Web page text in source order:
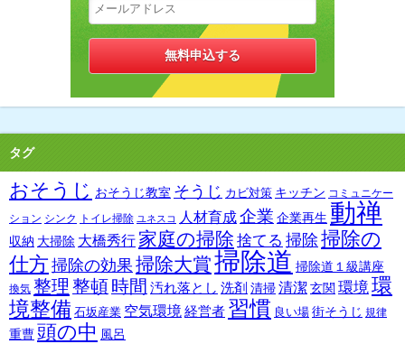
タグ
おそうじ おそうじ教室 そうじ カビ対策 キッチン コミュニケー
ション シンク トイレ掃除 ユネスコ 人材育成企業 企業再生 動禅
収納 大掃除 大橋秀行 家庭の掃除 捨てる 掃除掃除の
仕方掃除の効果掃除大賞掃除道 掃除道１級講座
換気 整理 整頓時間 汚れ落とし 洗剤 清掃清潔玄関 環境環
境整備 石坂産業 空気環境経営者 習慣 良い場 街そうじ 規律
重曹頭の中 風呂